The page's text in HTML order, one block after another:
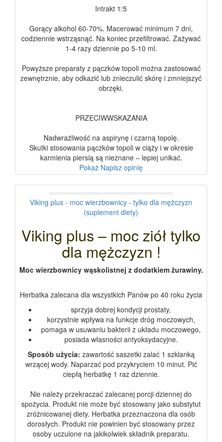
Intrakt 1:5
Gorący alkohol 60-70%. Macerować minimum 7 dni,
codziennie wstrząsnąć. Na koniec przefiltrować. Zażywać
1-4 razy dziennie po 5-10 ml.
Powyższe preparaty z pączków topoli można zastosować
zewnętrznie, aby odkazić lub znieczulić skórę i zmniejszyć
obrzęki.
PRZECIWWSKAZANIA
Nadwrażliwość na aspirynę i czarną topolę.
Skutki stosowania pączków topoli w ciąży i w okresie
karmienia piersią są nieznane – lepiej unikać.
Pokaż Napisz opinię
Viking plus - moc wierzbownicy - tylko dla mężczyzn
(suplement diety)
Viking plus – moc ziół tylko
dla mężczyzn !
Moc wierzbownicy wąskolistnej z dodatkiem żurawiny.
Herbatka zalecana dla wszystkich Panów po 40 roku życia
sprzyja dobrej kondycji prostaty,
korzystnie wpływa na funkcje dróg moczowych,
pomaga w usuwaniu bakterii z układu moczowego,
posiada własności antyoksydacyjne.
Sposób użycia: zawartość saszetki zalać 1 szklanką
wrzącej wody. Naparzać pod przykryciem 10 minut. Pić
ciepłą herbatkę 1 raz dziennie.
Nie należy przekraczać zalecanej porcji dziennej do
spożycia. Produkt nie może być stosowany jako substytut
zróżnicowanej diety. Herbatka przeznaczona dla osób
dorosłych. Produkt nie powinien być stosowany przez
osoby uczulone na jakikolwiek składnik preparatu.